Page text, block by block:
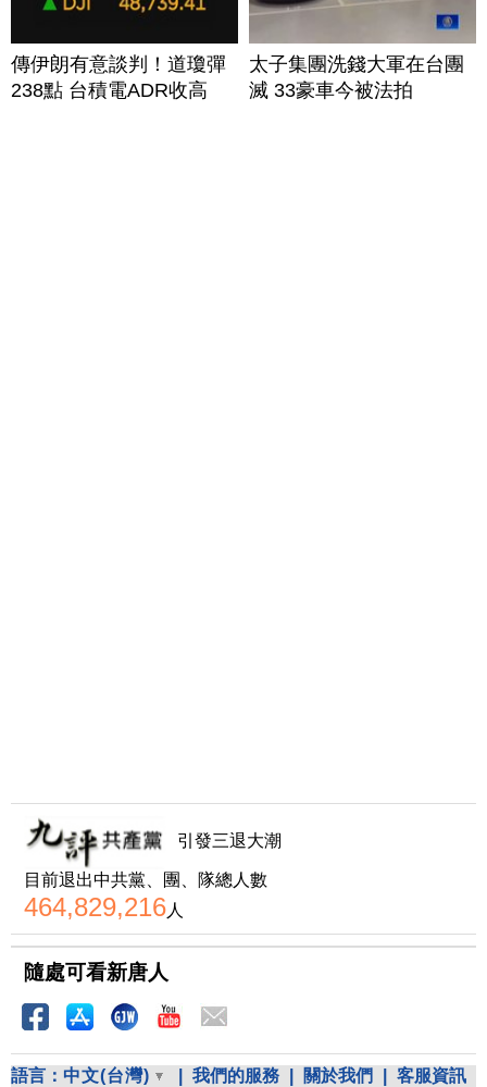
傳伊朗有意談判！道瓊彈
238點 台積電ADR收高
太子集團洗錢大軍在台團
滅 33豪車今被法拍
引發三退大潮
目前退出中共黨、團、隊總人數
464,829,216人
隨處可看新唐人
語言： 中文(台灣) 我們的服務 關於我們 客服資訊